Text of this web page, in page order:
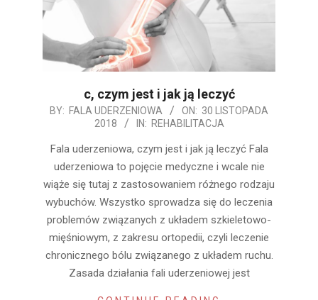
c, czym jest i jak ją leczyć
2018-
30
BY: FALA UDERZENIOWA ON: 30 LISTOPADA
2018
IN: REHABILITACJA
Fala uderzeniowa, czym jest i jak ją leczyć Fala
uderzeniowa to pojęcie medyczne i wcale nie
wiąże się tutaj z zastosowaniem różnego rodzaju
wybuchów. Wszystko sprowadza się do leczenia
problemów związanych z układem szkieletowo-
mięśniowym, z zakresu ortopedii, czyli leczenie
chronicznego bólu związanego z układem ruchu.
Zasada działania fali uderzeniowej jest